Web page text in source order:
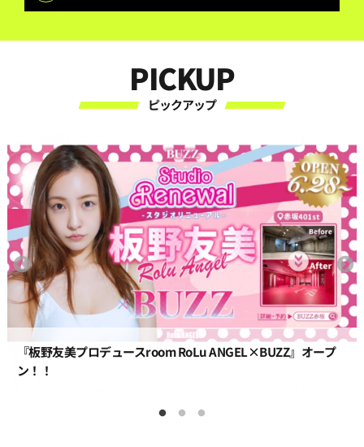
PICKUP
ピックアップ
『板野友美プロデュースroom RoLu ANGEL×BUZZ』オープ
ン！！